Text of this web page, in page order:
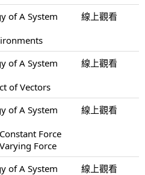
of A System
線上觀看
of A System
of Vectors
線上觀看
of A System
Force
Force
線上觀看
of A System
線上觀看